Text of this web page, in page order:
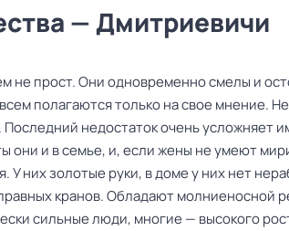
— Дмитриевичи
не прост. Они одновременно смелы и
полагаются только на свое мнение.
недостаток очень усложняет
они и в семье, и, если жены не умеют
У них золотые руки, в доме у них нет
кранов. Обладают молниеносной
сильные люди, многие — высокого